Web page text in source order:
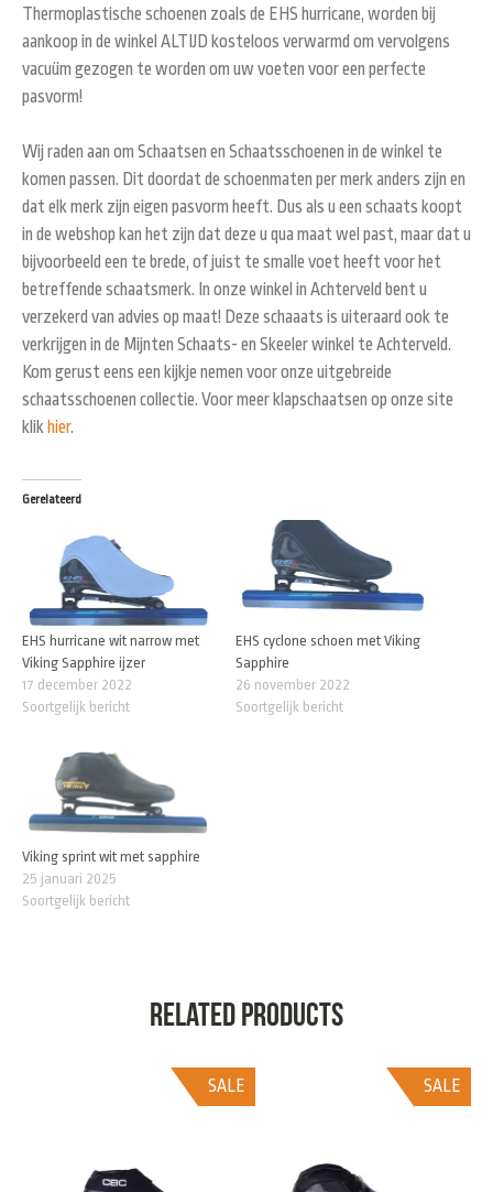
Thermoplastische schoenen zoals de EHS hurricane, worden bij
aankoop in de winkel ALTIJD kosteloos verwarmd om vervolgens
vacuüm gezogen te worden om uw voeten voor een perfecte
pasvorm!
Wij raden aan om Schaatsen en Schaatsschoenen in de winkel te
komen passen. Dit doordat de schoenmaten per merk anders zijn en
dat elk merk zijn eigen pasvorm heeft. Dus als u een schaats koopt
in de webshop kan het zijn dat deze u qua maat wel past, maar dat u
bijvoorbeeld een te brede, of juist te smalle voet heeft voor het
betreffende schaatsmerk. In onze winkel in Achterveld bent u
verzekerd van advies op maat! Deze schaaats is uiteraard ook te
verkrijgen in de Mijnten Schaats- en Skeeler winkel te Achterveld.
Kom gerust eens een kijkje nemen voor onze uitgebreide
schaatsschoenen collectie. Voor meer klapschaatsen op onze site
klik hier.
Gerelateerd
EHS hurricane wit narrow met
Viking Sapphire ijzer
17 december 2022
Soortgelijk bericht
EHS cyclone schoen met Viking
Sapphire
26 november 2022
Soortgelijk bericht
Viking sprint wit met sapphire
25 januari 2025
Soortgelijk bericht
Related products
SALE
SALE